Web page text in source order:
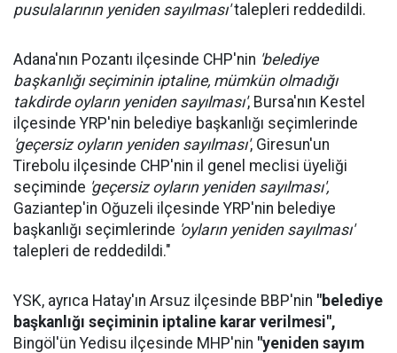
pusulalarının yeniden sayılması'talepleri reddedildi.
Adana'nın Pozantı ilçesinde CHP'nin 'belediye
başkanlığı seçiminin iptaline, mümkün olmadığı
takdirde oyların yeniden sayılması', Bursa'nın Kestel
ilçesinde YRP'nin belediye başkanlığı seçimlerinde
'geçersiz oyların yeniden sayılması', Giresun'un
Tirebolu ilçesinde CHP'nin il genel meclisi üyeliği
seçiminde 'geçersiz oyların yeniden sayılması',
Gaziantep'in Oğuzeli ilçesinde YRP'nin belediye
başkanlığı seçimlerinde 'oyların yeniden sayılması'
talepleri de reddedildi."
YSK, ayrıca Hatay'ın Arsuz ilçesinde BBP'nin "belediye
başkanlığı seçiminin iptaline karar verilmesi",
Bingöl'ün Yedisu ilçesinde MHP'nin "yeniden sayım